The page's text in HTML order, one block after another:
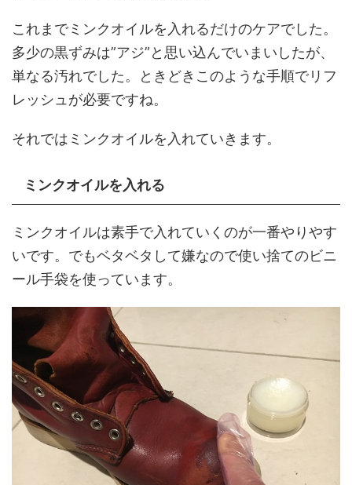
これまでミンクオイルを入れるだけのケアでした。
多少の黒ずみは”アジ”と思い込んでいまいしたが、
単なる汚れでした。ときどきこのような手順でリフ
レッシュが必要ですね。
それではミンクオイルを入れていきます。
ミンクオイルを入れる
ミンクオイルは素手で入れていくのが一番やりやす
いです。でもベタベタして嫌なので使い捨てのビニ
ール手袋を使っています。